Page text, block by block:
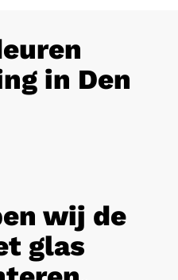
in Den
wij de
glas